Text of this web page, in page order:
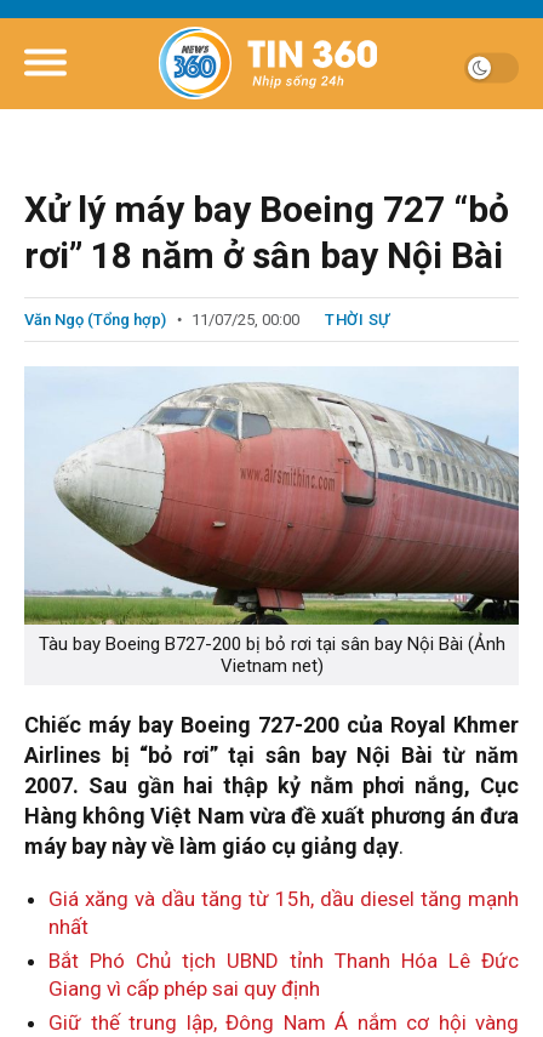
Xử lý máy bay Boeing 727 “bỏ
rơi” 18 năm ở sân bay Nội Bài
Văn Ngọ (Tổng hợp) 11/07/25, 00:00 THỜI SỰ
Tàu bay Boeing B727-200 bị bỏ rơi tại sân bay Nội Bài (Ảnh
Vietnam net)
Chiếc máy bay Boeing 727-200 của Royal Khmer
Airlines bị “bỏ rơi” tại sân bay Nội Bài từ năm
2007. Sau gần hai thập kỷ nằm phơi nắng, Cục
Hàng không Việt Nam vừa đề xuất phương án đưa
máy bay này về làm giáo cụ giảng dạy.
Giá xăng và dầu tăng từ 15h, dầu diesel tăng mạnh
nhất
Bắt Phó Chủ tịch UBND tỉnh Thanh Hóa Lê Đức
Giang vì cấp phép sai quy định
Giữ thế trung lập, Đông Nam Á nắm cơ hội vàng